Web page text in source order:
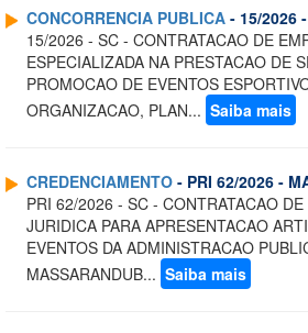
CONCORRENCIA PUBLICA - 15/2026
15/2026 - SC - CONTRATACAO DE
ESPECIALIZADA NA PRESTACAO DE
PROMOCAO DE EVENTOS
ORGANIZACAO, PLAN... Saiba mais
CREDENCIAMENTO - PRI 62/2026 -
PRI 62/2026 - SC - CONTRATACAO
JURIDICA PARA APRESENTACAO
EVENTOS DA ADMINISTRACAO
MASSARANDUB... Saiba mais